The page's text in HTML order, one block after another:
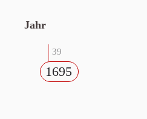
Jahr
39
1695